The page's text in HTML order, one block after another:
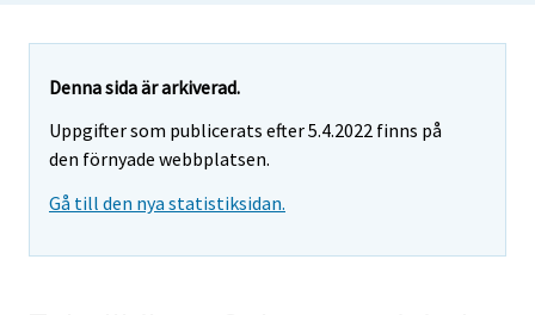
Denna sida är arkiverad.
Uppgifter som publicerats efter 5.4.2022 finns på
den förnyade webbplatsen.
Gå till den nya statistiksidan.